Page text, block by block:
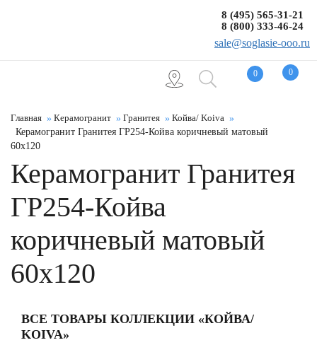
0 0
8 (495) 565-31-21
8 (800) 333-46-24
sale@soglasie-ooo.ru
Главная Керамогранит Гранитея
Койва/ Koiva
Керамогранит Гранитея ГР254-Койва коричневый матовый
60x120
Керамогранит Гранитея
ГР254-Койва
коричневый матовый
60x120
ВСЕ ТОВАРЫ КОЛЛЕКЦИИ «КОЙВА/
KOIVA»